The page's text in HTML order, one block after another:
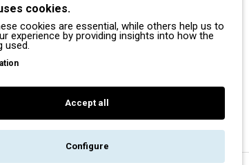
Coverguard
cookies.
cookies are essential, while others help us to
experience by providing insights into how the
used.
Accept all
Configure